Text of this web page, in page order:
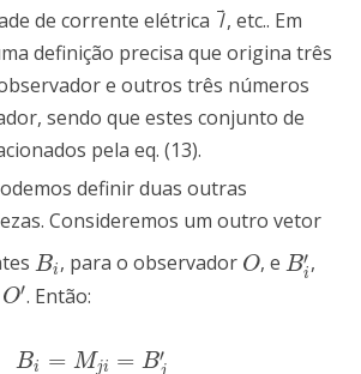
de corrente elétrica →
l, etc.. Em
definição precisa que origina três
e outros três números
sendo que estes conjunto de
pela eq. (13).
definir duas outras
Consideremos um outro vetor
Bi
Bi , para o observador O
O, eB′
i
Bi′,
O′
O′. Então:
Bi = Mji = B′
j
Bi= Mj =Bj′